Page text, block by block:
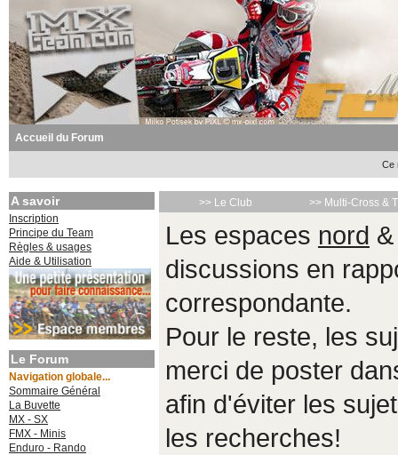
Accueil du Forum
Ce
A savoir
Inscription
Principe du Team
Règles & usages
Aide & Utilisation
Le Forum
Navigation globale...
Sommaire Général
La Buvette
MX - SX
FMX - Minis
Enduro - Rando
>> Le Club >> Multi-Cross &
Les espaces nord
discussions en
correspondante.
Pour le reste, les
merci de poster
afin d'éviter les
les recherches!